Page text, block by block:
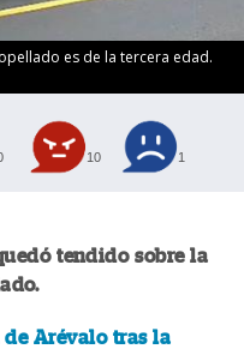
es de la tercera edad.
10 1
tendido sobre la
de Arévalo tras la